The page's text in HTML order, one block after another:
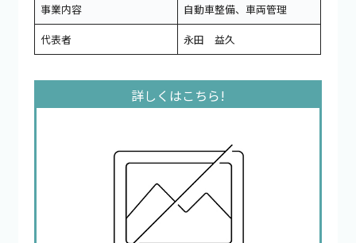
事業内容
自動車整備、車両管理
代表者
永田 益久